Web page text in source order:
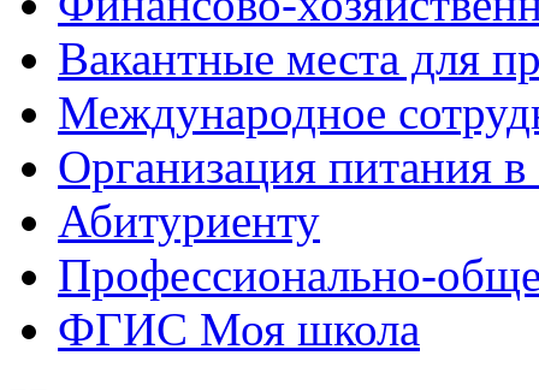
Вакантные места для
Международное
Организация питания в
Абитуриенту
Профессионально-
ФГИС Моя школа